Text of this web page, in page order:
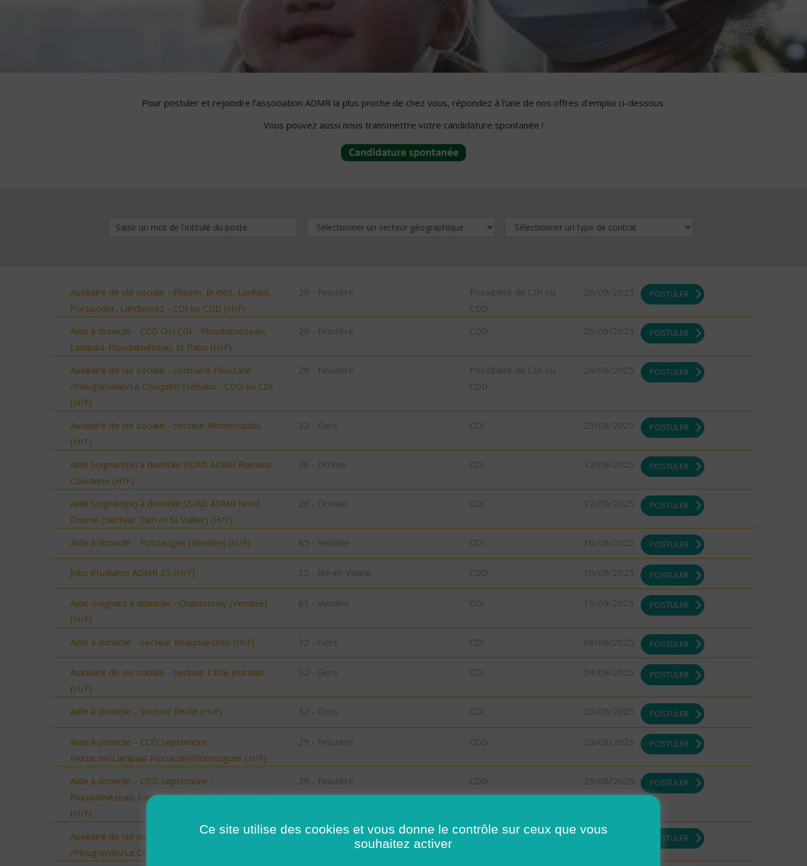
Pour postuler et rejoindre l'association ADMR la plus proche de chez vous, répondez à l'une de nos offres d'emploi ci-dessous.
Vous pouvez aussi nous transmettre votre candidature spontanée !
Auxiliaire de vie sociale - Plourin, Brélès, Lanildut,
Porspoder, Landunvez - CDI ou CDD (H/F)
29 - Finistère
Possibilité de CDI ou
CDD
26/09/2025 POSTULER
Aide à domicile - CDD OU CDI - Ploudalmézeau,
Lampaul-Ploudalmézeau, St Pabu (H/F)
29 - Finistère CDD 26/09/2025 POSTULER
Auxiliaire de vie sociale - Locmaria-Plouzané
/Plougonvelin/Le Conquet/Trébabu - CDD ou CDI
(H/F)
29 - Finistère
Possibilité de CDI ou
CDD
26/09/2025 POSTULER
Auxiliaire de vie sociale - secteur Montesquiou
(H/F)
32 - Gers CDI 23/09/2025 POSTULER
Aide Soignant(e) à domicile SSIAD ADMR Romans
Couronne (H/F)
26 - Drôme CDI 12/09/2025 POSTULER
Aide Soignant(e) à domicile SSIAD ADMR Nord
Drome (Secteur Tain et St Vallier) (H/F)
26 - Drôme CDI 12/09/2025 POSTULER
Aide à domicile - Pouzauges (Vendée) (H/F) 85 - Vendée CDI 10/09/2025 POSTULER
Jobs étudiants ADMR 35 (H/F) 35 - Ille-et-Vilaine CDD 10/09/2025 POSTULER
Aide-soignant à domicile - Chantonnay (Vendée)
(H/F)
85 - Vendée CDI 10/09/2025 POSTULER
Aide à domicile - secteur Beaumarchès (H/F) 32 - Gers CDI 08/09/2025 POSTULER
Auxiliaire de vie sociale - secteur L'Isle Jourdain
(H/F)
32 - Gers CDI 04/09/2025 POSTULER
Aide à domicile - secteur Riscle (H/F) 32 - Gers CDI 03/09/2025 POSTULER
Aide à domicile - CDD Septembre -
Plouarzel/Lampaul-Plouarzel/Ploumoguer (H/F)
29 - Finistère CDD 29/08/2025 POSTULER
Aide à domicile - CDD Septembre -
Ploudalmézeau, Lampaul-Ploudalmézeau, St Pabu
(H/F)
29 - Finistère CDD 29/08/2025 POSTULER
Auxiliaire de vie sociale - Locmaria-Plouzané
/Plougonvlin/Le Conquet/Trébabu - CDI (H/F)
29 - Finistère
Possibilité de CDI ou
29/08/2025 POSTULER
Ce site utilise des cookies et vous donne le contrôle sur ceux que vous
souhaitez activer